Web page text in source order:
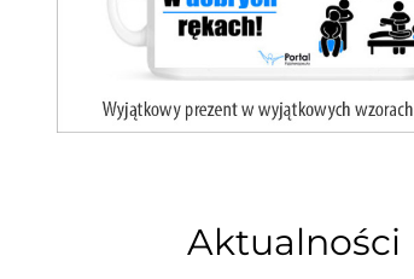
Aktualności